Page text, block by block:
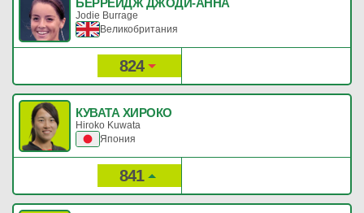
Jodie Burrage
Великобритания
824
КУВАТА ХИРОКО
Hiroko Kuwata
Япония
841